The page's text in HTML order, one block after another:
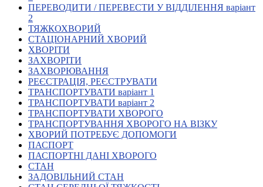
Офіційна інформація
Про УТОГ
Керівництво УТОГ
Громадські ради УТОГ ⩺
Всеукраїнська Рада голів обласних
організацій УТОГ
Всеукраїнська Рада ветеранів УТОГ
Всеукраїнська Рада перекладачів жестової
мови УТОГ
Всеукраїнська Рада директорів УТОГ
Молодіжні лідери УТОГ
Ветерани УТОГ
Мережа УТОГ
ПЕРЕВОДИТИ / ПЕРЕВЕСТИ У ВІДДІЛЕННЯ варіант
2
ТЯЖКОХВОРИЙ
СТАЦІОНАРНИЙ ХВОРИЙ
ХВОРІТИ
ЗАХВОРІТИ
ЗАХВОРЮВАННЯ
РЕЄСТРАЦІЯ, РЕЄСТРУВАТИ
ТРАНСПОРТУВАТИ варіант 1
ТРАНСПОРТУВАТИ варіант 2
ТРАНСПОРТУВАТИ ХВОРОГО
ТРАНСПОРТУВАННЯ ХВОРОГО НА ВІЗКУ
ХВОРИЙ ПОТРЕБУЄ ДОПОМОГИ
ПАСПОРТ
ПАСПОРТНІ ДАНІ ХВОРОГО
СТАН
ЗАДОВІЛЬНИЙ СТАН